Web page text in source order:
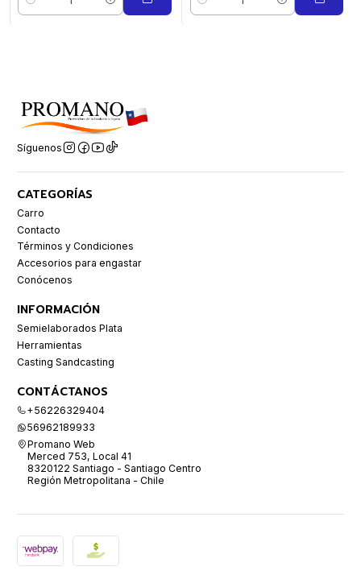
Cantidad Cantidad
Síguenos
CATEGORÍAS
Carro
Contacto
Términos y Condiciones
Accesorios para engastar
Conócenos
INFORMACIÓN
Semielaborados Plata
Herramientas
Casting Sandcasting
CONTÁCTANOS
+56226329404
56962189933
Promano Web
Merced 753, Local 41
8320122 Santiago - Santiago Centro
Región Metropolitana - Chile